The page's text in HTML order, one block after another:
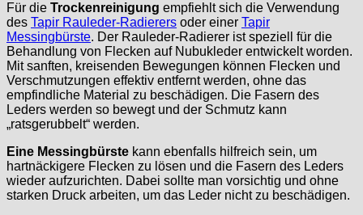
Für die Trockenreinigung empfiehlt sich die Verwendung
des Tapir Rauleder-Radierers oder einer Tapir
Messingbürste. Der Rauleder-Radierer ist speziell für die
Behandlung von Flecken auf Nubukleder entwickelt worden.
Mit sanften, kreisenden Bewegungen können Flecken und
Verschmutzungen effektiv entfernt werden, ohne das
empfindliche Material zu beschädigen. Die Fasern des
Leders werden so bewegt und der Schmutz kann
„ratsgerubbelt“ werden.
Eine Messingbürste kann ebenfalls hilfreich sein, um
hartnäckigere Flecken zu lösen und die Fasern des Leders
wieder aufzurichten. Dabei sollte man vorsichtig und ohne
starken Druck arbeiten, um das Leder nicht zu beschädigen.